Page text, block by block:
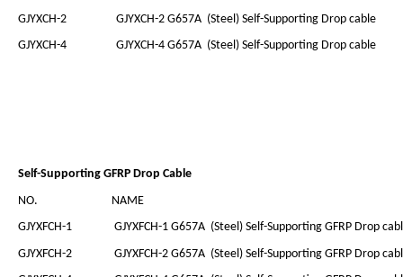
GJYXCH-2
GJYXCH-2 G657A (Steel) Self-Supporting Drop cable
GJYXCH-4
GJYXCH-4 G657A (Steel) Self-Supporting Drop cable
Self-Supporting GFRP Drop Cable
NO.
NAME
GJYXFCH-1
GJYXFCH-1 G657A (Steel) Self-Supporting GFRP Drop
GJYXFCH-2
GJYXFCH-2 G657A (Steel) Self-Supporting GFRP Drop